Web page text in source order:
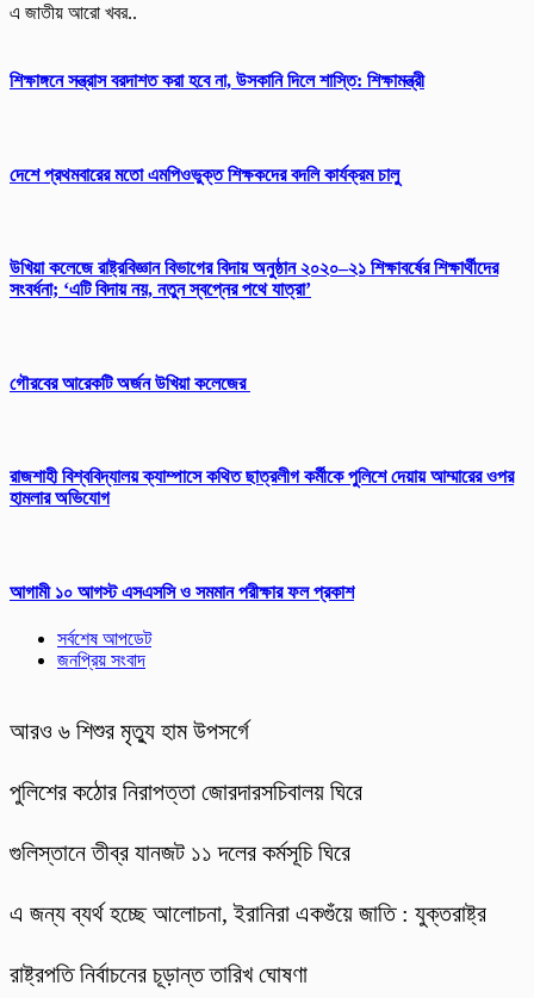
এ জাতীয় আরো খবর..
শিক্ষাঙ্গনে সন্ত্রাস বরদাশত করা হবে না, উসকানি দিলে শাস্তি: শিক্ষামন্ত্রী
দেশে প্রথমবারের মতো এমপিওভুক্ত শিক্ষকদের বদলি কার্যক্রম চালু
উখিয়া কলেজে রাষ্ট্রবিজ্ঞান বিভাগের বিদায় অনুষ্ঠান ২০২০–২১ শিক্ষাবর্ষের শিক্ষার্থীদের
সংবর্ধনা; ‘এটি বিদায় নয়, নতুন স্বপ্নের পথে যাত্রা’
গৌরবের আরেকটি অর্জন উখিয়া কলেজের
রাজশাহী বিশ্ববিদ্যালয় ক্যাম্পাসে কথিত ছাত্রলীগ কর্মীকে পুলিশে দেয়ায় আম্মারের ওপর
হামলার অভিযোগ
আগামী ১০ আগস্ট এসএসসি ও সমমান পরীক্ষার ফল প্রকাশ
সর্বশেষ আপডেট
জনপ্রিয় সংবাদ
আরও ৬ শিশুর মৃত্যু হাম উপসর্গে
পুলিশের কঠোর নিরাপত্তা জোরদারসচিবালয় ঘিরে
গুলিস্তানে তীব্র যানজট ১১ দলের কর্মসূচি ঘিরে
এ জন্য ব্যর্থ হচ্ছে আলোচনা, ইরানিরা একগুঁয়ে জাতি : যুক্তরাষ্ট্র
রাষ্ট্রপতি নির্বাচনের চূড়ান্ত তারিখ ঘোষণা